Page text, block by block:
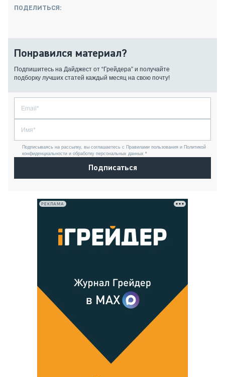
ПОДЕЛИТЬСЯ:
Понравился материал?
Подпишитесь на Дайджест от “Грейдера” и получайте
подборку лучших статей каждый месяц на свою почту!
Подписываясь на рассылку, вы соглашаетесь с Правилами пользования и Политикой
конфиденциальности и обработку персональных данных *
Подписаться
РЕКЛАМА